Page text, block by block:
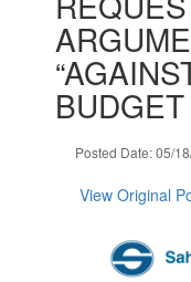
slides.
Posted Date: 05/
View Original